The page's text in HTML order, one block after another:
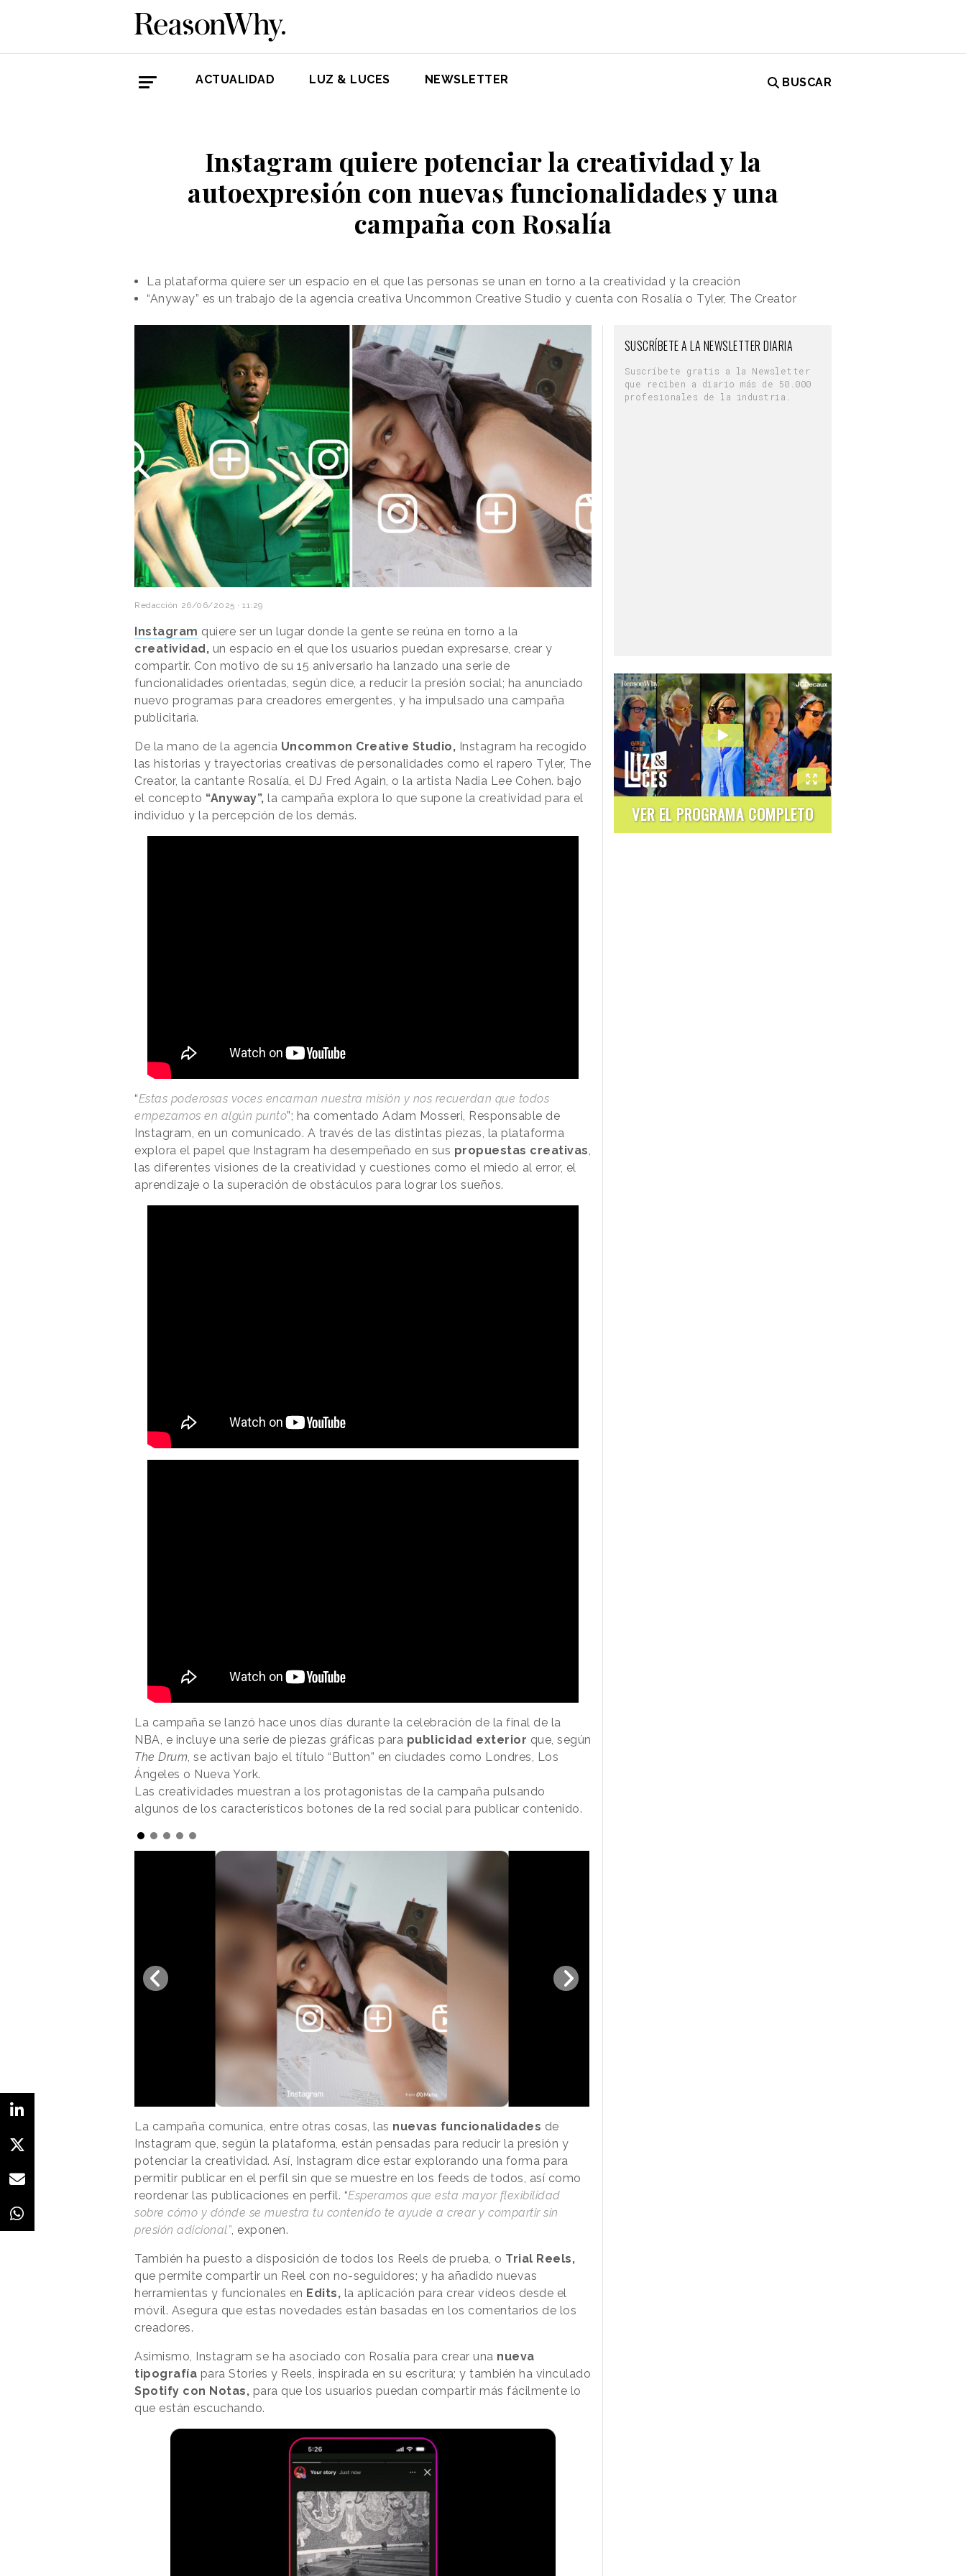
ACTUALIDAD LUZ & LUCES NEWSLETTER BUSCAR
Instagram quiere potenciar la creatividad y la
autoexpresión con nuevas funcionalidades y una
campaña con Rosalía
La plataforma quiere ser un espacio en el que las personas se unan en torno a la creatividad y la creación
“Anyway” es un trabajo de la agencia creativa Uncommon Creative Studio y cuenta con Rosalía o Tyler, The Creator
Redacción 26/06/2025 · 11:29
Instagram quiere ser un lugar donde la gente se reúna en torno a la
creatividad, un espacio en el que los usuarios puedan expresarse, crear y
compartir. Con motivo de su 15 aniversario ha lanzado una serie de
funcionalidades orientadas, según dice, a reducir la presión social; ha anunciado
nuevo programas para creadores emergentes, y ha impulsado una campaña
publicitaria.
De la mano de la agencia Uncommon Creative Studio, Instagram ha recogido
las historias y trayectorias creativas de personalidades como el rapero Tyler, The
Creator, la cantante Rosalía, el DJ Fred Again, o la artista Nadia Lee Cohen. bajo
el concepto “Anyway”, la campaña explora lo que supone la creatividad para el
individuo y la percepción de los demás.
“Estas poderosas voces encarnan nuestra misión y nos recuerdan que todos
empezamos en algún punto”; ha comentado Adam Mosseri, Responsable de
Instagram, en un comunicado. A través de las distintas piezas, la plataforma
explora el papel que Instagram ha desempeñado en sus propuestas creativas,
las diferentes visiones de la creatividad y cuestiones como el miedo al error, el
aprendizaje o la superación de obstáculos para lograr los sueños.
La campaña se lanzó hace unos días durante la celebración de la final de la
NBA, e incluye una serie de piezas gráficas para publicidad exterior que, según
The Drum, se activan bajo el título “Button” en ciudades como Londres, Los
Ángeles o Nueva York.
Las creatividades muestran a los protagonistas de la campaña pulsando
algunos de los característicos botones de la red social para publicar contenido.
La campaña comunica, entre otras cosas, las nuevas funcionalidades de
Instagram que, según la plataforma, están pensadas para reducir la presión y
potenciar la creatividad. Así, Instagram dice estar explorando una forma para
permitir publicar en el perfil sin que se muestre en los feeds de todos, así como
reordenar las publicaciones en perfil. “Esperamos que esta mayor flexibilidad
sobre cómo y dónde se muestra tu contenido te ayude a crear y compartir sin
presión adicional”, exponen.
También ha puesto a disposición de todos los Reels de prueba, o Trial Reels,
que permite compartir un Reel con no-seguidores; y ha añadido nuevas
herramientas y funcionales en Edits, la aplicación para crear vídeos desde el
móvil. Asegura que estas novedades están basadas en los comentarios de los
creadores.
Asimismo, Instagram se ha asociado con Rosalía para crear una nueva
tipografía para Stories y Reels, inspirada en su escritura; y también ha vinculado
Spotify con Notas, para que los usuarios puedan compartir más fácilmente lo
que están escuchando.
SUSCRÍBETE A LA NEWSLETTER DIARIA
Suscríbete gratis a la Newsletter
que reciben a diario más de 50.000
profesionales de la industria.
VER EL PROGRAMA COMPLETO